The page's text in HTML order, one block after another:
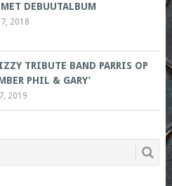
DEBUUTALBUM
7, 2018
TRIBUTE BAND PARRIS OP
PHIL & GARY’
2019